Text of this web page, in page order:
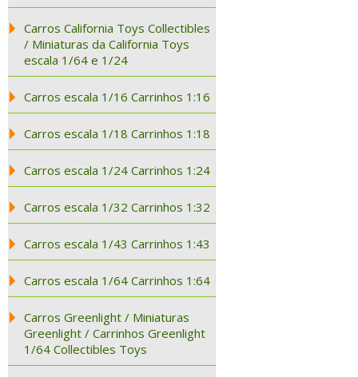
Carros California Toys Collectibles
/ Miniaturas da California Toys
escala 1/64 e 1/24
Carros escala 1/16 Carrinhos 1:16
Carros escala 1/18 Carrinhos 1:18
Carros escala 1/24 Carrinhos 1:24
Carros escala 1/32 Carrinhos 1:32
Carros escala 1/43 Carrinhos 1:43
Carros escala 1/64 Carrinhos 1:64
Carros Greenlight / Miniaturas
Greenlight / Carrinhos Greenlight
1/64 Collectibles Toys